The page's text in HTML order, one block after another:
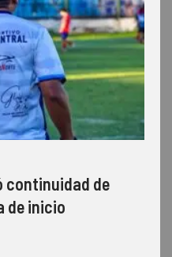
continuidad de
de inicio